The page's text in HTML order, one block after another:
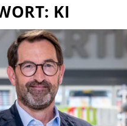
KI